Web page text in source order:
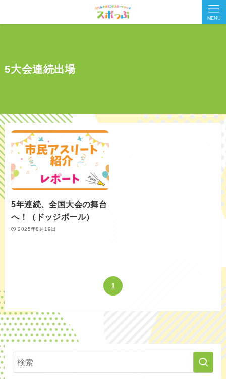
MENU
5大会連続出場
5年連続、全国大会の舞台
へ！（ドッジボール）
2025年8月19日
1